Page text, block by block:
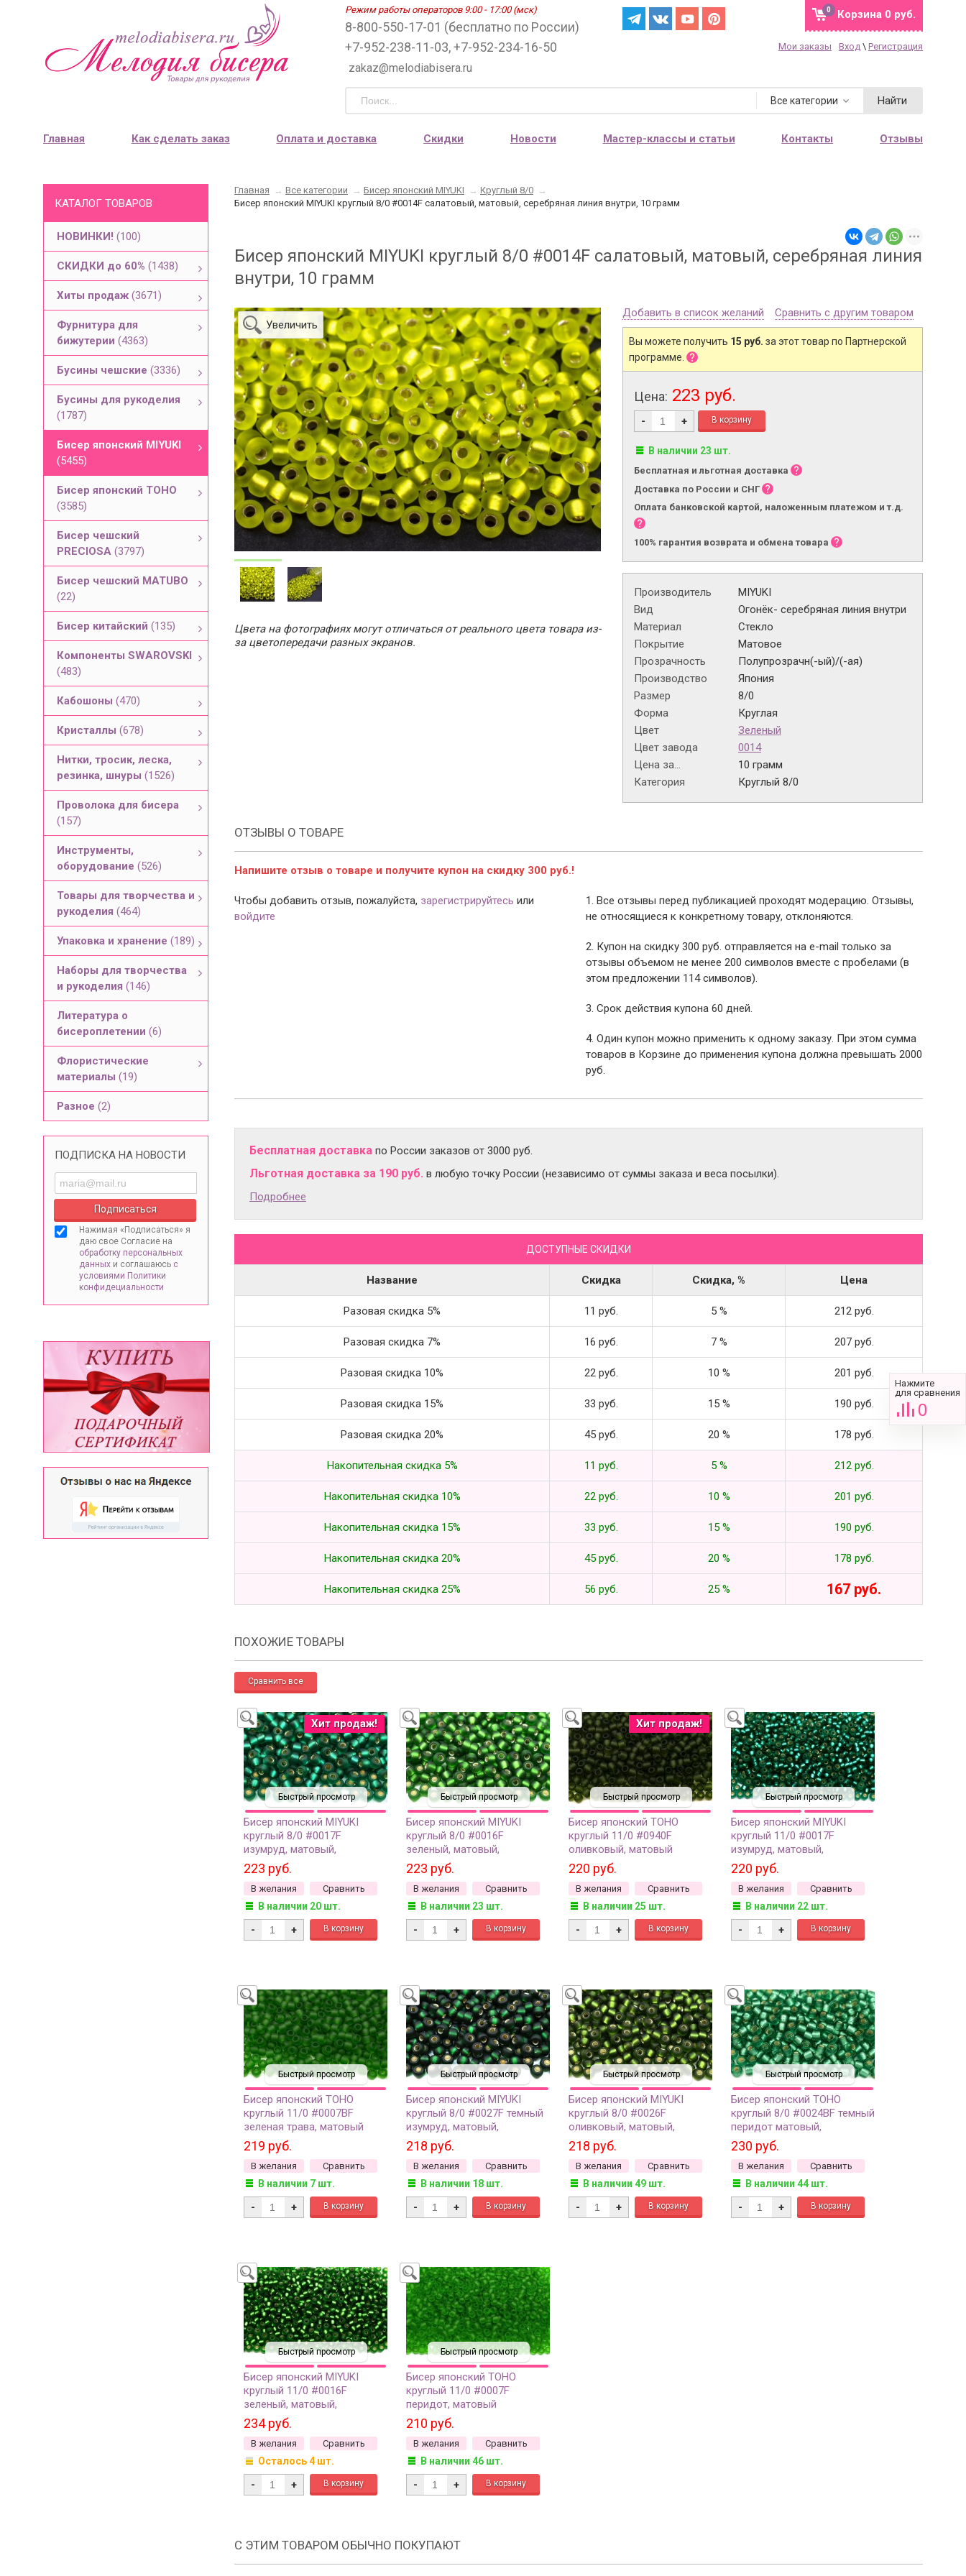
Режим работы операторов 9:00 - 17:00 (мск)
8-800-550-17-01 (бесплатно по России)
+7-952-238-11-03, +7-952-234-16-50
zakaz@melodiabisera.ru
Корзина 0 руб.
0
Мои заказы Вход \ Регистрация
Все категории Найти
Главная Как сделать заказ Оплата и доставка Скидки Новости Мастер-классы и статьи Контакты Отзывы
КАТАЛОГ ТОВАРОВ
НОВИНКИ! (100)
СКИДКИ до 60% (1438)
Хиты продаж (3671)
Фурнитура для
бижутерии (4363)
Бусины чешские (3336)
Бусины для рукоделия
(1787)
Бисер японский MIYUKI
(5455)
Бисер японский TOHO
(3585)
Бисер чешский
PRECIOSA (3797)
Бисер чешский MATUBO
(22)
Бисер китайский (135)
Компоненты SWAROVSKI
(483)
Кабошоны (470)
Кристаллы (678)
Нитки, тросик, леска,
резинка, шнуры (1526)
Проволока для бисера
(157)
Инструменты,
оборудование (526)
Товары для творчества и
рукоделия (464)
Упаковка и хранение (189)
Наборы для творчества
и рукоделия (146)
Литература о
бисероплетении (6)
Флористические
материалы (19)
Разное (2)
ПОДПИСКА НА НОВОСТИ
Нажимая «Подписаться» я
даю свое Согласие на
обработку персональных
данных и соглашаюсь с
условиями Политики
конфидециальности
Главная → Все категории → Бисер японский MIYUKI → Круглый 8/0 →
Бисер японский MIYUKI круглый 8/0 #0014F салатовый, матовый, серебряная линия внутри, 10 грамм
Бисер японский MIYUKI круглый 8/0 #0014F салатовый, матовый, серебряная линия
внутри, 10 грамм
Увеличить
Цвета на фотографиях могут отличаться от реального цвета товара из-
за цветопередачи разных экранов.
Добавить в список желаний Сравнить с другим товаром
Вы можете получить 15 руб. за этот товар по Партнерской
программе.
Цена: 223 руб.
- +
В наличии 23 шт.
Бесплатная и льготная доставка
Доставка по России и СНГ
Оплата банковской картой, наложенным платежом и т.д.
100% гарантия возврата и обмена товара
Производитель
MIYUKI
Вид
Огонёк- серебряная линия внутри
Материал
Стекло
Покрытие
Матовое
Прозрачность
Полупрозрачн(-ый)/(-ая)
Производство
Япония
Размер
8/0
Форма
Круглая
Цвет
Зеленый
Цвет завода
0014
Цена за...
10 грамм
Категория
Круглый 8/0
ОТЗЫВЫ О ТОВАРЕ
Напишите отзыв о товаре и получите купон на скидку 300 руб.!
Чтобы добавить отзыв, пожалуйста, зарегистрируйтесь или
войдите
1. Все отзывы перед публикацией проходят модерацию. Отзывы,
не относящиеся к конкретному товару, отклоняются.
2. Купон на скидку 300 руб. отправляется на e-mail только за
отзывы объемом не менее 200 символов вместе с пробелами (в
этом предложении 114 символов).
3. Срок действия купона 60 дней.
4. Один купон можно применить к одному заказу. При этом сумма
товаров в Корзине до применения купона должна превышать 2000
руб.
Бесплатная доставка по России заказов от 3000 руб.
Льготная доставка за 190 руб. в любую точку России (независимо от суммы заказа и веса посылки).
Подробнее
ДОСТУПНЫЕ СКИДКИ
Название Скидка Скидка, % Цена
Разовая скидка 5% 11 руб. 5 % 212 руб.
Разовая скидка 7% 16 руб. 7 % 207 руб.
Разовая скидка 10% 22 руб. 10 % 201 руб.
Разовая скидка 15% 33 руб. 15 % 190 руб.
Разовая скидка 20% 45 руб. 20 % 178 руб.
Накопительная скидка 5% 11 руб. 5 % 212 руб.
Накопительная скидка 10% 22 руб. 10 % 201 руб.
Накопительная скидка 15% 33 руб. 15 % 190 руб.
Накопительная скидка 20% 45 руб. 20 % 178 руб.
Накопительная скидка 25% 56 руб. 25 % 167 руб.
ПОХОЖИЕ ТОВАРЫ
Быстрый просмотр
Хит продаж!
Бисер японский MIYUKI
круглый 8/0 #0017F
изумруд, матовый,
серебряная линия внутри, 10
грамм
223 руб.
В желания Сравнить
В наличии 20 шт.
- +
Быстрый просмотр
Бисер японский MIYUKI
круглый 8/0 #0016F
зеленый, матовый,
серебряная линия внутри, 10
грамм
223 руб.
В желания Сравнить
В наличии 23 шт.
- +
Быстрый просмотр
Хит продаж!
Бисер японский TOHO
круглый 11/0 #0940F
оливковый, матовый
прозрачный, 10 грамм
220 руб.
В желания Сравнить
В наличии 25 шт.
- +
Быстрый просмотр
Бисер японский MIYUKI
круглый 11/0 #0017F
изумруд, матовый,
серебряная линия внутри, 10
грамм
220 руб.
В желания Сравнить
В наличии 22 шт.
- +
Быстрый просмотр
Бисер японский TOHO
круглый 11/0 #0007BF
зеленая трава, матовый
прозрачный, 10грамм
219 руб.
В желания Сравнить
В наличии 7 шт.
- +
Быстрый просмотр
Бисер японский MIYUKI
круглый 8/0 #0027F темный
изумруд, матовый,
серебряная линия внутри, 10
грамм
218 руб.
В желания Сравнить
В наличии 18 шт.
- +
Быстрый просмотр
Бисер японский MIYUKI
круглый 8/0 #0026F
оливковый, матовый,
серебряная линия внутри, 10
грамм
218 руб.
В желания Сравнить
В наличии 49 шт.
- +
Быстрый просмотр
Бисер японский TOHO
круглый 8/0 #0024BF темный
перидот матовый,
серебряная линия внутри, 10
грамм
230 руб.
В желания Сравнить
В наличии 44 шт.
- +
Быстрый просмотр
Бисер японский MIYUKI
круглый 11/0 #0016F
зеленый, матовый,
серебряная линия внутри, 10
грамм
234 руб.
В желания Сравнить
Осталось 4 шт.
- +
Быстрый просмотр
Бисер японский TOHO
круглый 11/0 #0007F
перидот, матовый
прозрачный, 10 грамм
210 руб.
В желания Сравнить
В наличии 46 шт.
- +
С ЭТИМ ТОВАРОМ ОБЫЧНО ПОКУПАЮТ
Нажмите
для сравнения
0